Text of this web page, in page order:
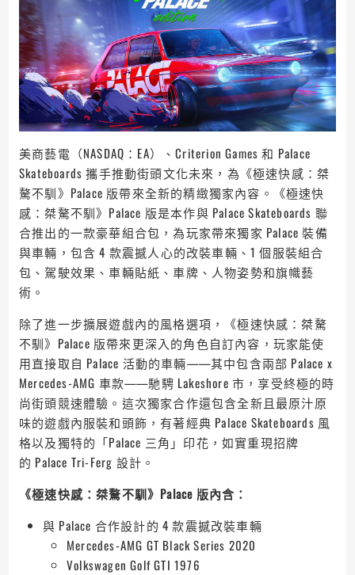
美商藝電（NASDAQ：EA）、Criterion Games 和 Palace
Skateboards 攜手推動街頭文化未來，為《極速快感：桀
驁不馴》Palace 版帶來全新的精緻獨家內容。《極速快
感：桀驁不馴》Palace 版是本作與 Palace Skateboards 聯
合推出的一款豪華組合包，為玩家帶來獨家 Palace 裝備
與車輛，包含 4 款震撼人心的改裝車輛、1 個服裝組合
包、駕駛效果、車輛貼紙、車牌、人物姿勢和旗幟藝
術。
除了進一步擴展遊戲內的風格選項，《極速快感：桀驁
不馴》Palace 版帶來更深入的角色自訂內容，玩家能使
用直接取自 Palace 活動的車輛——其中包含兩部 Palace x
Mercedes-AMG 車款——馳騁 Lakeshore 市，享受終極的時
尚街頭競速體驗。這次獨家合作還包含全新且最原汁原
味的遊戲內服裝和頭飾，有著經典 Palace Skateboards 風
格以及獨特的「Palace 三角」印花，如實重現招牌
的 Palace Tri-Ferg 設計。
《極速快感：桀驁不馴》Palace 版內含：
與 Palace 合作設計的 4 款震撼改裝車輛
Mercedes-AMG GT Black Series 2020
Volkswagen Golf GTI 1976